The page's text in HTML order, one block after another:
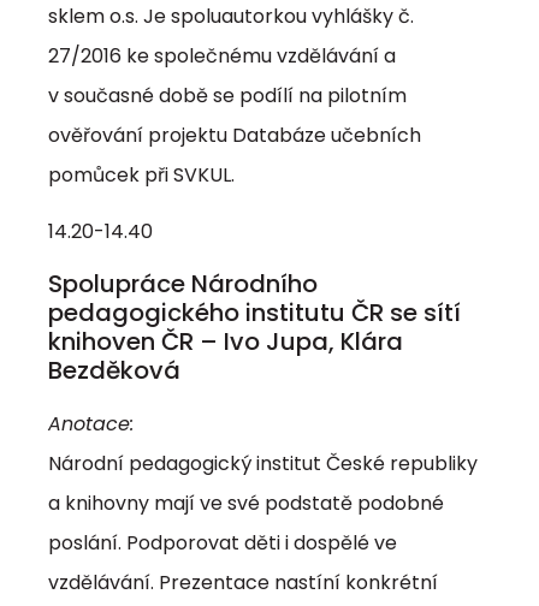
sklem o.s. Je spoluautorkou vyhlášky č.
27/2016 ke společnému vzdělávání a
v současné době se podílí na pilotním
ověřování projektu Databáze učebních
pomůcek při SVKUL.
14.20-14.40
Spolupráce Národního
pedagogického institutu ČR se sítí
knihoven ČR – Ivo Jupa, Klára
Bezděková
Anotace:
Národní pedagogický institut České republiky
a knihovny mají ve své podstatě podobné
poslání. Podporovat děti i dospělé ve
vzdělávání. Prezentace nastíní konkrétní